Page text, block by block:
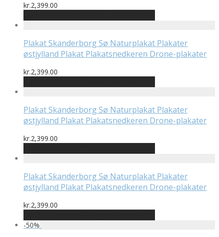
kr.2,399.00
Plakat Skanderborg Sø Naturplakat Plakater
østjylland Plakat Plakatsnedkeren Drone-plakater
kr.2,399.00
Plakat Skanderborg Sø Naturplakat Plakater
østjylland Plakat Plakatsnedkeren Drone-plakater
kr.2,399.00
Plakat Skanderborg Sø Naturplakat Plakater
østjylland Plakat Plakatsnedkeren Drone-plakater
kr.2,399.00
-50%